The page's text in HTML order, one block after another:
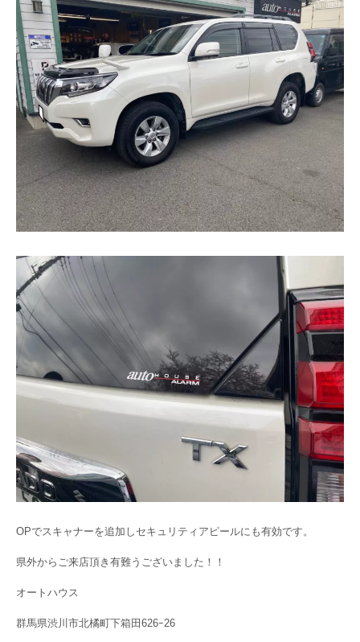
OPでスキャナーを追加しセキュリティアピールにも有効です。
県外からご来店頂き有難うございました！！
オートハウス
群馬県渋川市北橘町下箱田626ｰ26